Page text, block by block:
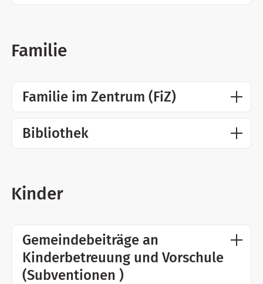
Familie
Familie im Zentrum (FiZ)
Bibliothek
Kinder
Gemeindebeiträge an
Kinderbetreuung und Vorschule
(Subventionen )